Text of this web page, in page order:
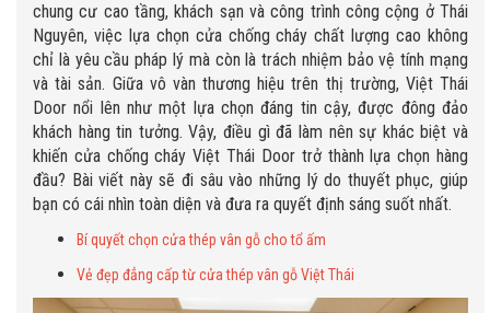
chung cư cao tầng, khách sạn và công trình công cộng ở Thái
Nguyên, việc lựa chọn cửa chống cháy chất lượng cao không
chỉ là yêu cầu pháp lý mà còn là trách nhiệm bảo vệ tính mạng
và tài sản. Giữa vô vàn thương hiệu trên thị trường, Việt Thái
Door nổi lên như một lựa chọn đáng tin cậy, được đông đảo
khách hàng tin tưởng. Vậy, điều gì đã làm nên sự khác biệt và
khiến cửa chống cháy Việt Thái Door trở thành lựa chọn hàng
đầu? Bài viết này sẽ đi sâu vào những lý do thuyết phục, giúp
bạn có cái nhìn toàn diện và đưa ra quyết định sáng suốt nhất.
Bí quyết chọn cửa thép vân gỗ cho tổ ấm
Vẻ đẹp đẳng cấp từ cửa thép vân gỗ Việt Thái